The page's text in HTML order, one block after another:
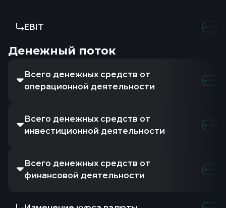
EBIT -1M
Денежный поток
Всего денежных средств от
операционной деятельности
-1.01M
Всего денежных средств от
инвестиционной деятельности
-414M
Всего денежных средств от
финансовой деятельности